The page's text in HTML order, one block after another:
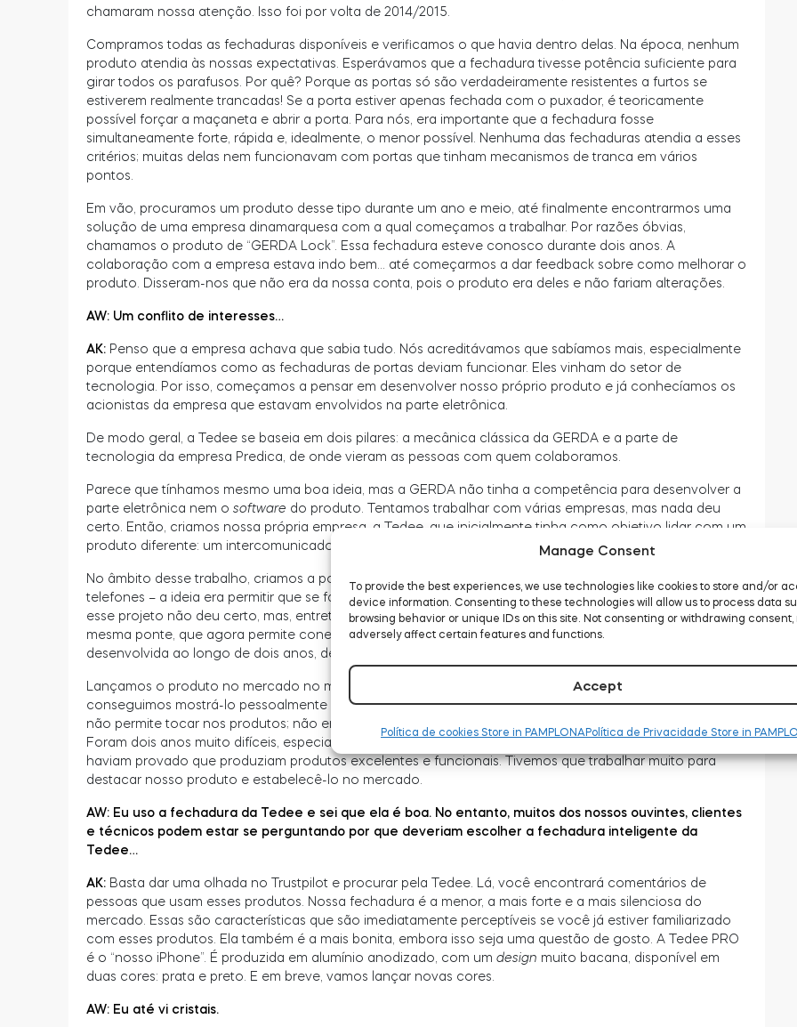
Manage Consent
To provide the best experiences, we use technologies like cookies to store and/or
device information. Consenting to these technologies will allow us to process data
browsing behavior or unique IDs on this site. Not consenting or withdrawing consent,
adversely affect certain features and functions.
Accept
Política de cookies Store in PAMPLONA Política de Privacidade Store in
chamaram nossa atenção. Isso foi por volta de 2014/2015.
Compramos todas as fechaduras disponíveis e verificamos o que havia dentro delas. Na época, nenhum
produto atendia às nossas expectativas. Esperávamos que a fechadura tivesse potência suficiente para
girar todos os parafusos. Por quê? Porque as portas só são verdadeiramente resistentes a furtos se
estiverem realmente trancadas! Se a porta estiver apenas fechada com o puxador, é teoricamente
possível forçar a maçaneta e abrir a porta. Para nós, era importante que a fechadura fosse
simultaneamente forte, rápida e, idealmente, o menor possível. Nenhuma das fechaduras atendia a esses
critérios; muitas delas nem funcionavam com portas que tinham mecanismos de tranca em vários
pontos.
Em vão, procuramos um produto desse tipo durante um ano e meio, até finalmente encontrarmos uma
solução de uma empresa dinamarquesa com a qual começamos a trabalhar. Por razões óbvias,
chamamos o produto de “GERDA Lock”. Essa fechadura esteve conosco durante dois anos. A
colaboração com a empresa estava indo bem… até começarmos a dar feedback sobre como melhorar o
produto. Disseram-nos que não era da nossa conta, pois o produto era deles e não fariam alterações.
AW: Um conflito de interesses…
AK: Penso que a empresa achava que sabia tudo. Nós acreditávamos que sabíamos mais, especialmente
porque entendíamos como as fechaduras de portas deviam funcionar. Eles vinham do setor de
tecnologia. Por isso, começamos a pensar em desenvolver nosso próprio produto e já conhecíamos os
acionistas da empresa que estavam envolvidos na parte eletrônica.
De modo geral, a Tedee se baseia em dois pilares: a mecânica clássica da GERDA e a parte de
tecnologia da empresa Predica, de onde vieram as pessoas com quem colaboramos.
Parece que tínhamos mesmo uma boa ideia, mas a GERDA não tinha a competência para desenvolver a
parte eletrônica nem o software do produto. Tentamos trabalhar com várias empresas, mas nada deu
certo. Então, criamos nossa própria empresa, a Tedee, que inicialmente tinha como objetivo lidar com um
produto diferente: um intercomunicador inteligente.
No âmbito desse trabalho, criamos a ponte que conectava remotamente o intercomunicador aos
telefones – a ideia era permitir que se falasse com o intercomunicador através do celular. Basicamente,
esse projeto não deu certo, mas, entretanto, surgiu a oportunidade com a fechadura. Utilizamos a
mesma ponte, que agora permite conectar muitos dos nossos aparelhos. É uma tecnologia muito boa,
desenvolvida ao longo de dois anos, desde 2018.
Lançamos o produto no mercado no meio da pandemia, em 2020, e durante dois anos não
conseguimos mostrá-lo pessoalmente a ninguém. Claro, fizemos apresentações online, mas a internet
não permite tocar nos produtos; não era possível perceber como ele é interessante, compacto e bonito.
Foram dois anos muito difíceis, especialmente porque todos os concorrentes já ativos na indústria
haviam provado que produziam produtos excelentes e funcionais. Tivemos que trabalhar muito para
destacar nosso produto e estabelecê-lo no mercado.
AW: Eu uso a fechadura da Tedee e sei que ela é boa. No entanto, muitos dos nossos ouvintes, clientes
e técnicos podem estar se perguntando por que deveriam escolher a fechadura inteligente da
Tedee…
AK: Basta dar uma olhada no Trustpilot e procurar pela Tedee. Lá, você encontrará comentários de
pessoas que usam esses produtos. Nossa fechadura é a menor, a mais forte e a mais silenciosa do
mercado. Essas são características que são imediatamente perceptíveis se você já estiver familiarizado
com esses produtos. Ela também é a mais bonita, embora isso seja uma questão de gosto. A Tedee PRO
é o “nosso iPhone”. É produzida em alumínio anodizado, com um design muito bacana, disponível em
duas cores: prata e preto. E em breve, vamos lançar novas cores.
AW: Eu até vi cristais.